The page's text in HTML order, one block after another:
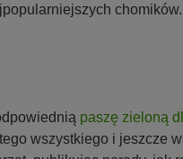
chomików.
paszę zieloną
wszystkiego i jeszcze